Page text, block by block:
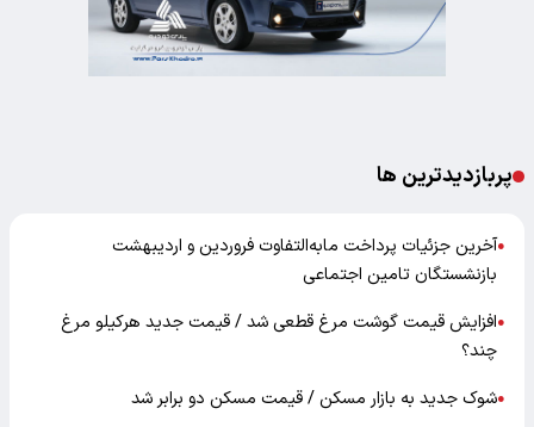
پربازدیدترین ها
●آخرین جزئیات پرداخت مابه‌التفاوت فروردین و اردیبهشت
بازنشستگان تامین اجتماعی
●افزایش قیمت گوشت مرغ قطعی شد / قیمت جدید هرکیلو مرغ
چند؟
●شوک جدید به بازار مسکن / قیمت مسکن دو برابر شد